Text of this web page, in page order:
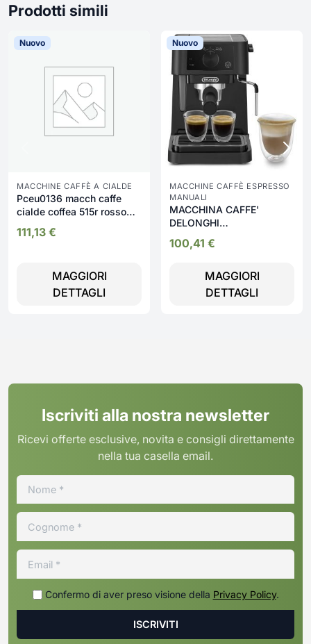
Prodotti simili
Nuovo
MACCHINE CAFFÈ A CIALDE
Pceu0136 macch caffe
cialde coffea 515r rosso
111,13 €
MAGGIORI
DETTAGLI
Nuovo
MACCHINE CAFFÈ ESPRESSO
MANUALI
MACCHINA CAFFE'
DELONGHI
EC235.BK
100,41 €
MAGGIORI
DETTAGLI
Iscriviti alla nostra newsletter
Ricevi offerte esclusive, novita e consigli direttamente
nella tua casella email.
Confermo di aver preso visione della Privacy Policy.